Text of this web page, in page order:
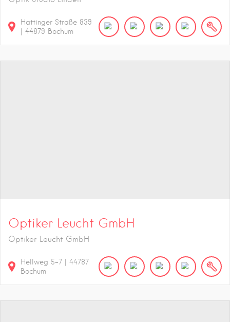
Hattinger Straße 839
44879 Bochum
Optiker Leucht GmbH
Optiker Leucht GmbH
Hellweg 5-7
44787
Bochum